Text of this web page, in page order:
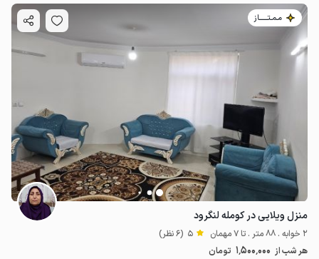
مـمـتــــــاز
منزل ویلایی در کومله لنگرود
2 خوابه . 88 متر . تا 7 مهمان 5 (6 نظر)
هر شب از 1٬500٬000 تومان